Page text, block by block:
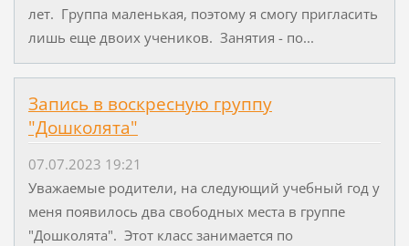
лет. Группа маленькая, поэтому я смогу пригласить
лишь еще двоих учеников. Занятия - по...
Запись в воскресную группу
"Дошколята"
07.07.2023 19:21
Уважаемые родители, на следующий учебный год у
меня появилось два свободных места в группе
"Дошколята". Этот класс занимается по